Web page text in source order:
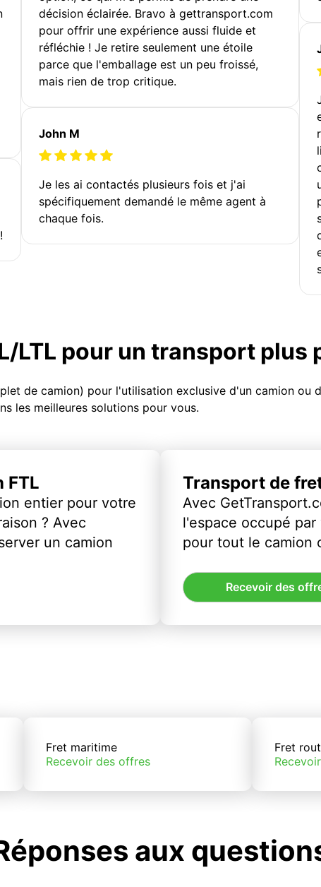
décision éclairée. Bravo à gettransport.com
pour offrir une expérience aussi fluide et
réfléchie ! Je retire seulement une étoile
parce que l'emballage est un peu froissé,
mais rien de trop critique.
John M
Je les ai contactés plusieurs fois et j'ai
spécifiquement demandé le même agent à
chaque fois.
LTL pour un transport plus
de camion) pour l'utilisation exclusive d'un camion ou
les meilleures solutions pour vous.
FTL
entier pour votre
? Avec
un camion
Transport de
Avec
l'espace occupé
pour tout le camion
Recevoir des
Fret maritime
Recevoir des offres
Fret
aux